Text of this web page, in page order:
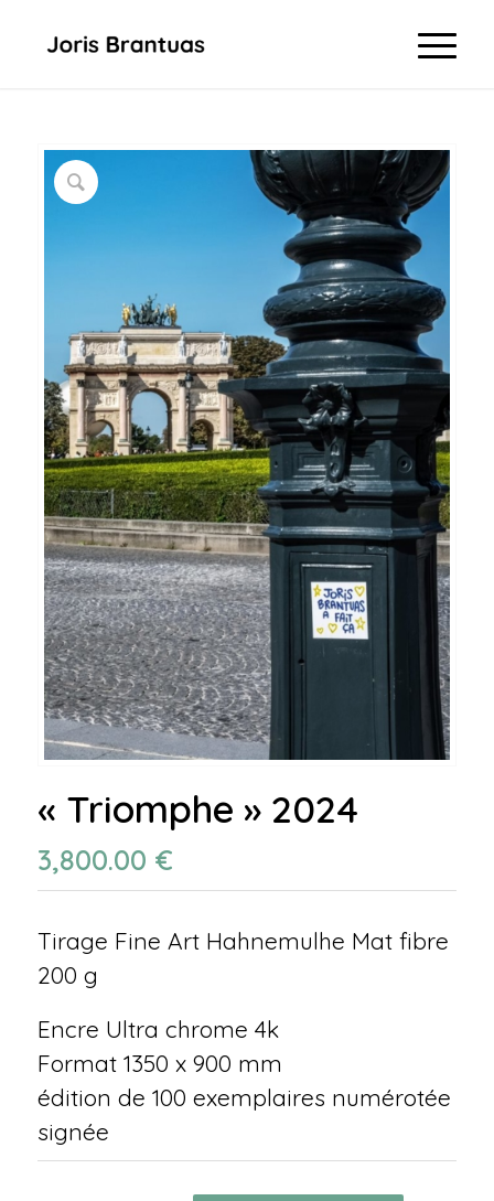
« Triomphe » 2024
3,800.00 €
Tirage Fine Art Hahnemulhe Mat fibre
200 g
Encre Ultra chrome 4k
Format 1350 x 900 mm
édition de 100 exemplaires numérotée
signée